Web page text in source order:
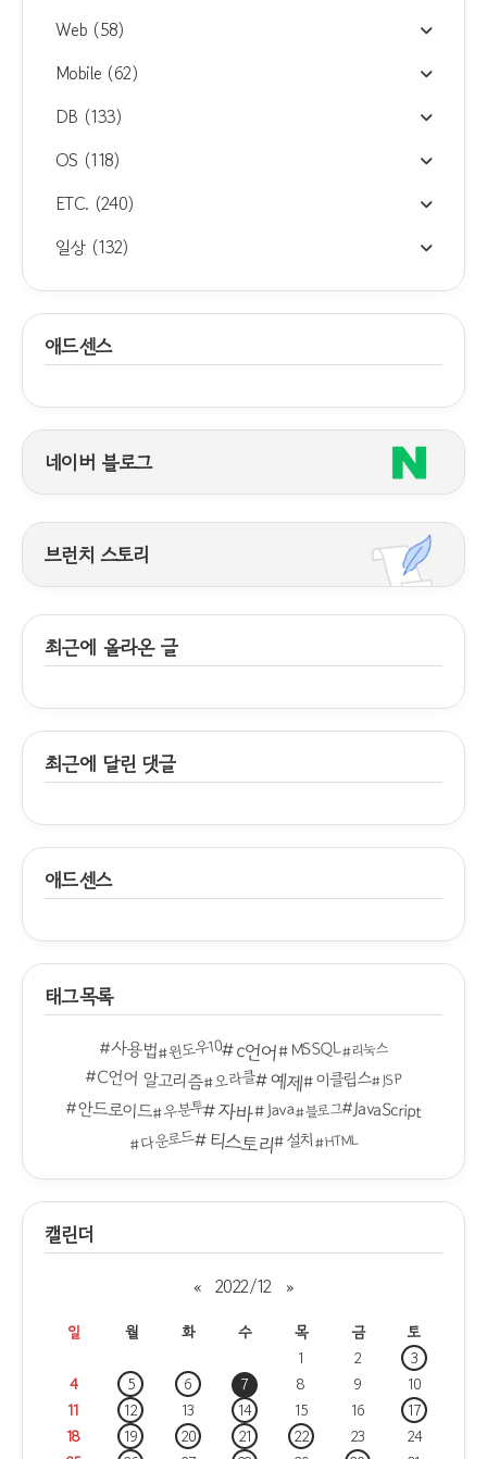
Web (58)
Mobile (62)
DB (133)
OS (118)
ETC. (240)
일상 (132)
애드센스
네이버 블로그
브런치 스토리
최근에 올라온 글
최근에 달린 댓글
애드센스
태그목록
사용법 윈도우10 c언어 MSSQL 리눅스
C언어 알고리즘 오라클 예제 이클립스 JSP
안드로이드 우분투 자바 Java 블로그 JavaScript
다운로드 티스토리 설치 HTML
캘린더
« 2022/12 »
일 월 화 수 목 금
토
1
2
3
4
5 6 7 8 9
10
11
12 13 14 15 16
17
18
19 20 21 22 23
24